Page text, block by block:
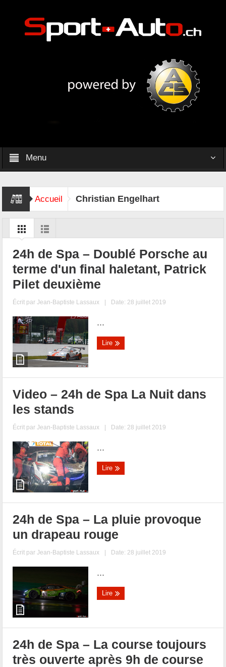
Menu
Accueil Christian Engelhart
24h de Spa – Doublé Porsche au
terme d'un final haletant, Patrick
Pilet deuxième
Écrit parJean-Baptiste Lassaux | Date: 28 juillet 2019
...
Lire
Video – 24h de Spa La Nuit dans
les stands
Écrit parJean-Baptiste Lassaux | Date: 28 juillet 2019
...
Lire
24h de Spa – La pluie provoque
un drapeau rouge
Écrit parJean-Baptiste Lassaux | Date: 28 juillet 2019
...
Lire
24h de Spa – La course toujours
très ouverte après 9h de course